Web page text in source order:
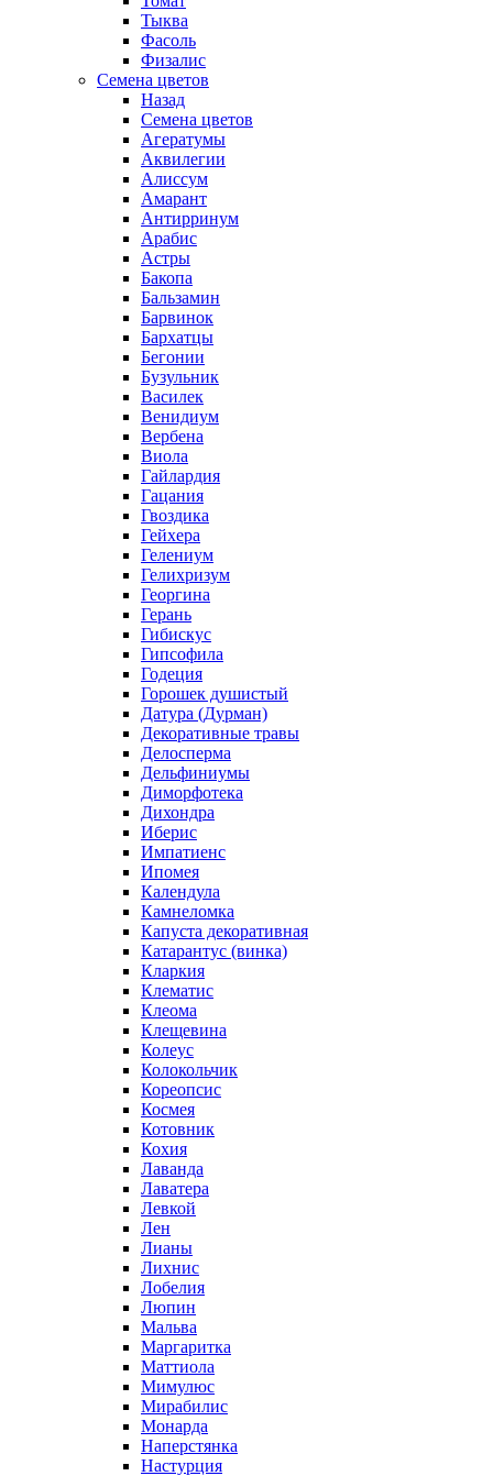
Тыква
Фасоль
Физалис
Семена цветов
Назад
Семена цветов
Агератумы
Аквилегии
Алиссум
Амарант
Антирринум
Арабис
Астры
Бакопа
Бальзамин
Барвинок
Бархатцы
Бегонии
Бузульник
Василек
Венидиум
Вербена
Виола
Гайлардия
Гацания
Гвоздика
Гейхера
Гелениум
Гелихризум
Георгина
Герань
Гибискус
Гипсофила
Годеция
Горошек душистый
Датура (Дурман)
Декоративные травы
Делосперма
Дельфиниумы
Диморфотека
Дихондра
Иберис
Импатиенс
Ипомея
Календула
Камнеломка
Капуста декоративная
Катарантус (винка)
Кларкия
Клематис
Клеома
Клещевина
Колеус
Колокольчик
Кореопсис
Космея
Котовник
Кохия
Лаванда
Лаватера
Левкой
Лен
Лианы
Лихнис
Лобелия
Люпин
Мальва
Маргаритка
Маттиола
Мимулюс
Мирабилис
Монарда
Наперстянка
Настурция